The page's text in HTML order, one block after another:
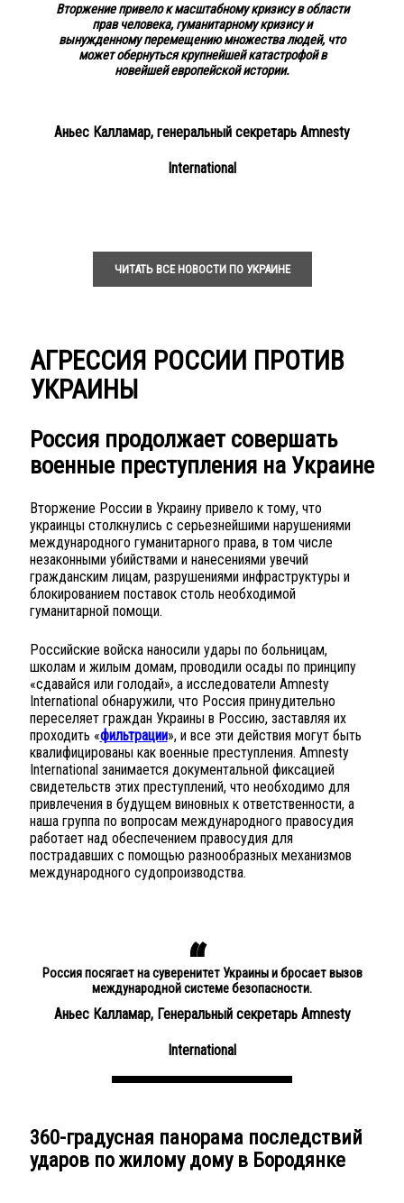
Вторжение привело к масштабному кризису в области
прав человека, гуманитарному кризису и
вынужденному перемещению множества людей, что
может обернуться крупнейшей катастрофой в
новейшей европейской истории.
Аньес Калламар, генеральный секретарь Amnesty
International
ЧИТАТЬ ВСЕ НОВОСТИ ПО УКРАИНЕ
АГРЕССИЯ РОССИИ ПРОТИВ
УКРАИНЫ
Россия продолжает совершать
военные преступления на Украине
Вторжение России в Украину привело к тому, что
украинцы столкнулись с серьезнейшими нарушениями
международного гуманитарного права, в том числе
незаконными убийствами и нанесениями увечий
гражданским лицам, разрушениями инфраструктуры и
блокированием поставок столь необходимой
гуманитарной помощи.
Российские войска наносили удары по больницам,
школам и жилым домам, проводили осады по принципу
«сдавайся или голодай», а исследователи Amnesty
International обнаружили, что Россия принудительно
переселяет граждан Украины в Россию, заставляя их
проходить «фильтрации», и все эти действия могут быть
квалифицированы как военные преступления. Amnesty
International занимается документальной фиксацией
свидетельств этих преступлений, что необходимо для
привлечения в будущем виновных к ответственности, а
наша группа по вопросам международного правосудия
работает над обеспечением правосудия для
пострадавших с помощью разнообразных механизмов
международного судопроизводства.
Россия посягает на суверенитет Украины и бросает вызов
международной системе безопасности.
Аньес Калламар, Генеральный секретарь Amnesty
International
360-градусная панорама последствий
ударов по жилому дому в Бородянке